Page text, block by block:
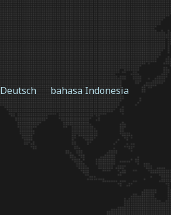
Deutsch bahasa Indonesia